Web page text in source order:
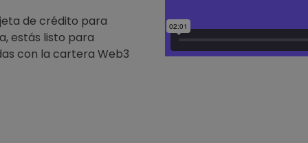
de crédito para
estás listo para
con la cartera Web3